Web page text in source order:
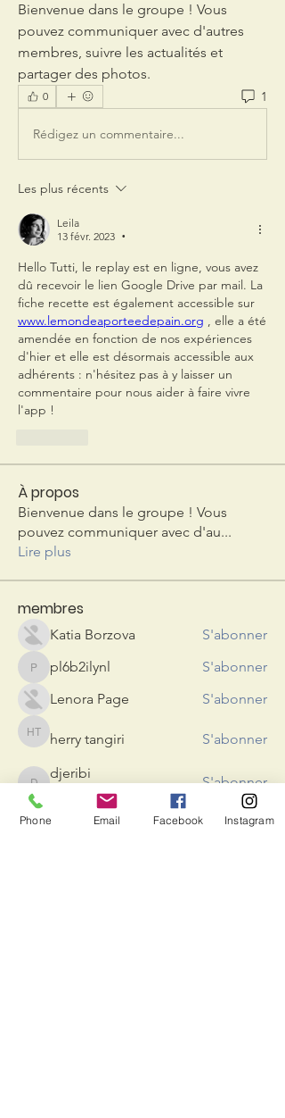
Bienvenue dans le groupe ! Vous
pouvez communiquer avec d'autres
membres, suivre les actualités et
partager des photos.
0 1
Rédigez un commentaire...
Les plus récents
Leila
13 févr. 2023
•
Hello Tutti, le replay est en ligne, vous avez
dû recevoir le lien Google Drive par mail. La
www.lemondeaporteedepain.org , elle a été
amendée en fonction de nos expériences
d'hier et elle est désormais accessible aux
adhérents : n'hésitez pas à y laisser un
commentaire pour nous aider à faire vivre
l'app !
À propos
Bienvenue dans le groupe ! Vous
pouvez communiquer avec d'au...
Lire plus
membres
Katia Borzova S'abonner
pl6b2ilynl
pl6b2ilynl
S'abonner
Lenora Page
S'abonner
herry tangiri
herry tangiri S'abonner
djeribi
AdhérentAsso
S'abonner
Voir tous les membres (15)
Phone Email Facebook Instagram